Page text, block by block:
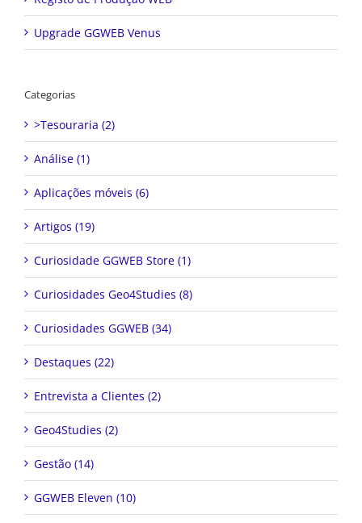
Upgrade GGWEB Venus
Categorias
>Tesouraria (2)
Análise (1)
Aplicações móveis (6)
Artigos (19)
Curiosidade GGWEB Store (1)
Curiosidades Geo4Studies (8)
Curiosidades GGWEB (34)
Destaques (22)
Entrevista a Clientes (2)
Geo4Studies (2)
Gestão (14)
GGWEB Eleven (10)